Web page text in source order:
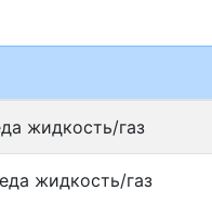
жидкость/газ
жидкость/газ